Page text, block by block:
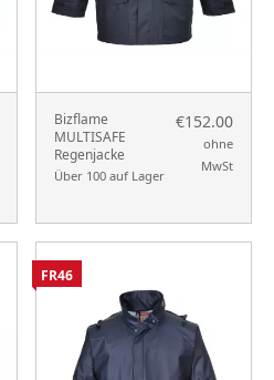
Bizflame
MULTISAFE
Regenjacke
Über 100 auf Lager
€152.00
ohne
MwSt
FR46